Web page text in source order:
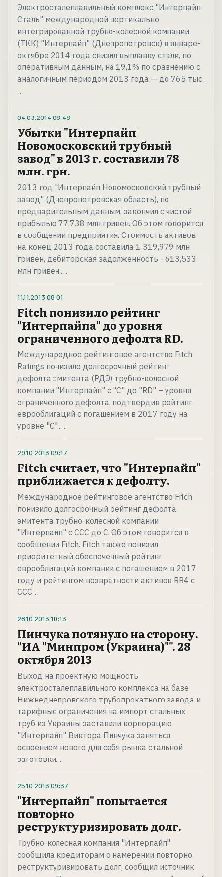
Электросталеплавильный комплекс "Интерпайп
Сталь" международной вертикально
интегрированной трубно-колесной компании
(ТКК) "Интерпайп" (Днепропетровск) в январе-
октябре 2014 года снизил выплавку стали, по
оперативным данным, на 19,1% по сравнению с
аналогичным периодом 2013 года — до 765 тыс.
…
04.03.2014 08:48
Убытки "Интерпайп
Новомосковский трубный
завод" в 2013 г. составили 78
млн. грн.
2013 год "Интерпайп Новомосковский трубный
завод" (Днепропетровская область), по
предварительным данным, закончил с чистой
прибылью 77,738 млн гривен. Об этом говорится
в сообщении предприятия. Стоимость активов
на конец 2013 года составила 1 319,979 млн
гривен, дебиторская задолженность - 613,533
млн гривен.…
11.11.2013 08:01
Fitch понизило рейтинг
"Интерпайпа" до уровня
ограниченного дефолта RD.
Международное рейтинговое агентство Fitch
Ratings понизило долгосрочный рейтинг
дефолта эмитента (РДЭ) трубно-колесной
компании "Интерпайп" с "C" до "RD" – уровня
ограниченного дефолта, подтвердив рейтинг
еврооблигаций с погашением в 2017 году на
уровне "C".…
29.10.2013 09:17
Fitch считает, что "Интерпайп"
приближается к дефолту.
Международное рейтинговое агентство Fitch
понизило долгосрочный рейтинг дефолта
эмитента трубно-колесной компании
"Интерпайп" с ССС до С. Об этом говорится в
сообщении Fitch. Fitch также понизил
приоритетный обеспеченный рейтинг
еврооблигаций компании с погашением в 2017
году и рейтингом возвратности активов RR4 с
ССС…
28.10.2013 10:13
Пинчука потянуло на сторону.
"ИА "Минпром (Украина)"". 28
октября 2013
Выход на проектную мощность
электросталеплавильного комплекса на базе
Нижнеднепровского трубопрокатного завода и
тарифные ограничения на импорт стальных
труб из Украины заставили корпорацию
"Интерпайп" Виктора Пинчука заняться
освоением нового для себя рынка стальной
заготовки.…
25.10.2013 09:37
"Интерпайп" попытается
повторно
реструктуризировать долг.
Трубно-колесная компания "Интерпайп"
сообщила кредиторам о намерении повторно
реструктуризировать долг, сообщил источник